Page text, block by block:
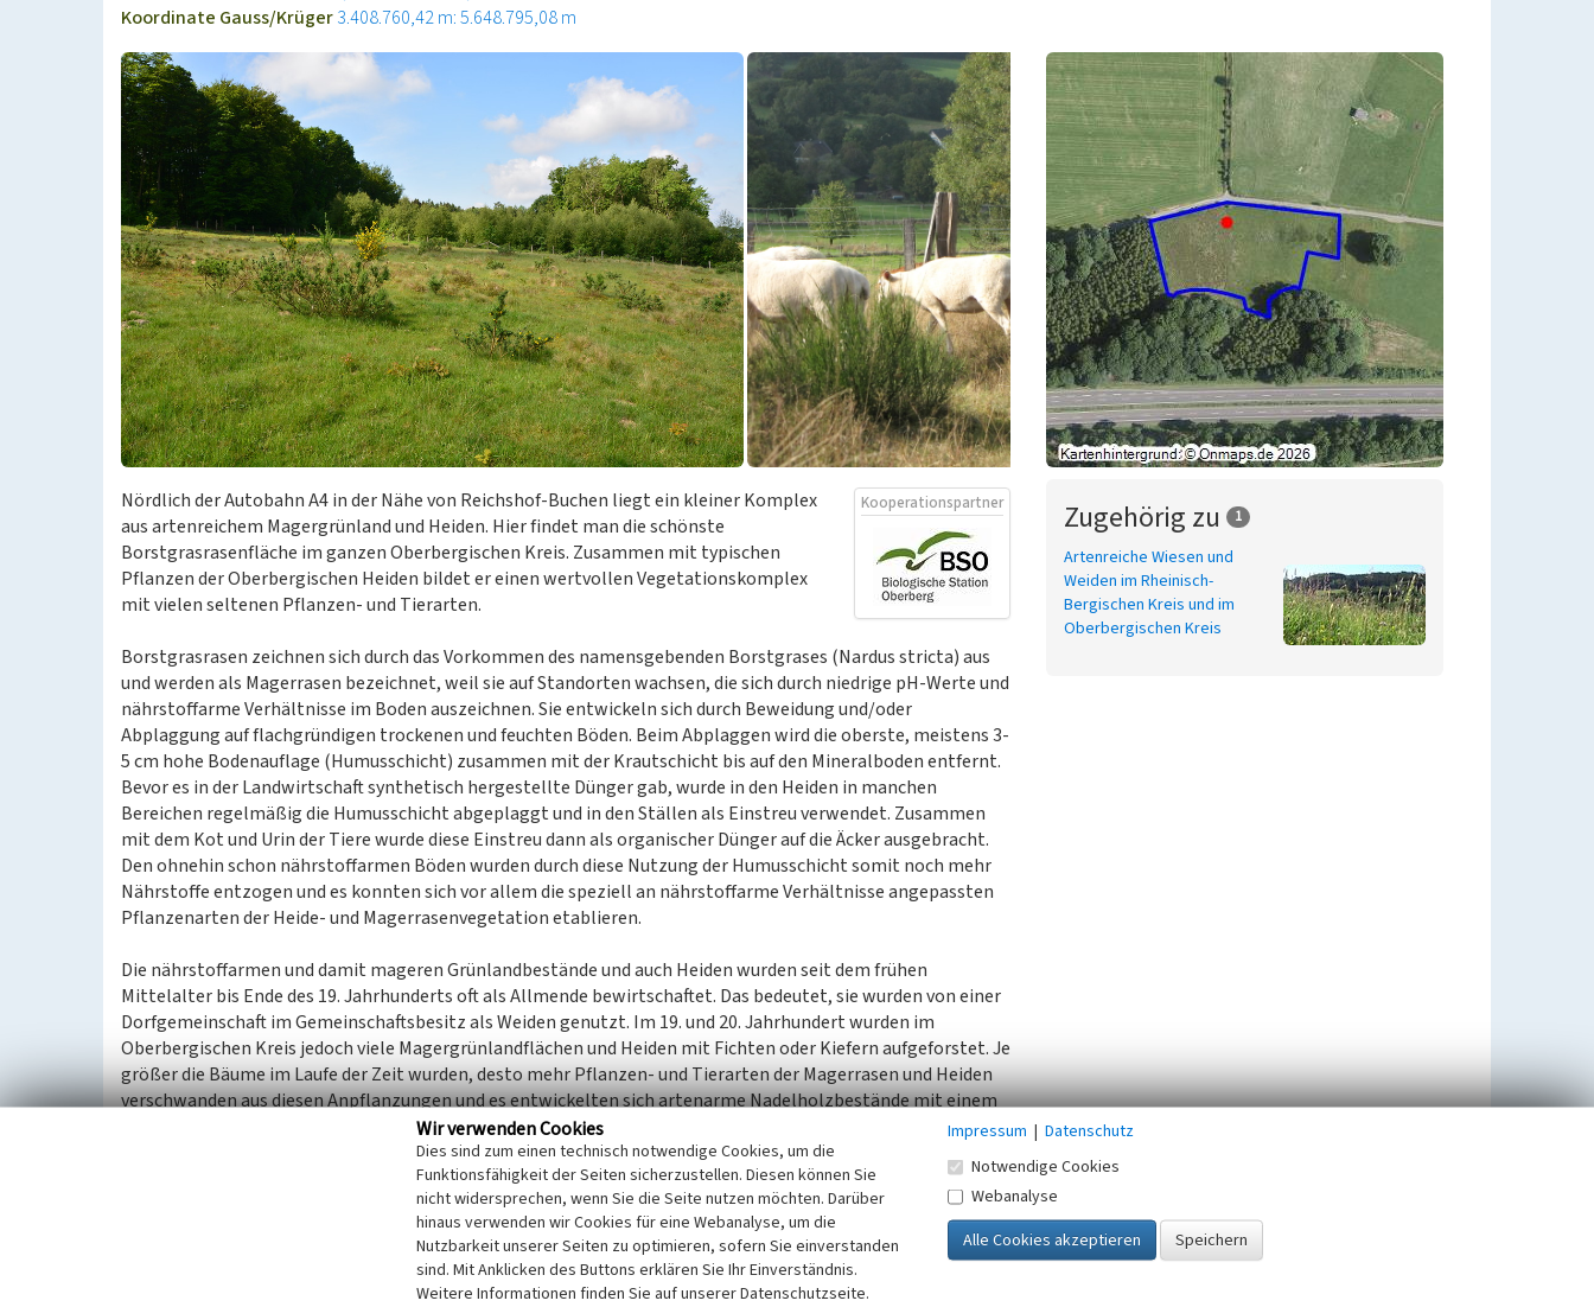
Koordinate Gauss/Krüger3.408.760,42 m: 5.648.795,08 m
Kooperationspartner
Nördlich der Autobahn A4 in der Nähe von Reichshof-Buchen liegt ein kleiner Komplex
aus artenreichem Magergrünland und Heiden. Hier findet man die schönste
Borstgrasrasenfläche im ganzen Oberbergischen Kreis. Zusammen mit typischen
Pflanzen der Oberbergischen Heiden bildet er einen wertvollen Vegetationskomplex
mit vielen seltenen Pflanzen- und Tierarten.
Borstgrasrasen zeichnen sich durch das Vorkommen des namensgebenden Borstgrases (Nardus stricta) aus
und werden als Magerrasen bezeichnet, weil sie auf Standorten wachsen, die sich durch niedrige pH-Werte und
nährstoffarme Verhältnisse im Boden auszeichnen. Sie entwickeln sich durch Beweidung und/oder
Abplaggung auf flachgründigen trockenen und feuchten Böden. Beim Abplaggen wird die oberste, meistens 3-
5 cm hohe Bodenauflage (Humusschicht) zusammen mit der Krautschicht bis auf den Mineralboden entfernt.
Bevor es in der Landwirtschaft synthetisch hergestellte Dünger gab, wurde in den Heiden in manchen
Bereichen regelmäßig die Humusschicht abgeplaggt und in den Ställen als Einstreu verwendet. Zusammen
mit dem Kot und Urin der Tiere wurde diese Einstreu dann als organischer Dünger auf die Äcker ausgebracht.
Den ohnehin schon nährstoffarmen Böden wurden durch diese Nutzung der Humusschicht somit noch mehr
Nährstoffe entzogen und es konnten sich vor allem die speziell an nährstoffarme Verhältnisse angepassten
Pflanzenarten der Heide- und Magerrasenvegetation etablieren.
Die nährstoffarmen und damit mageren Grünlandbestände und auch Heiden wurden seit dem frühen
Mittelalter bis Ende des 19. Jahrhunderts oft als Allmende bewirtschaftet. Das bedeutet, sie wurden von einer
Dorfgemeinschaft im Gemeinschaftsbesitz als Weiden genutzt. Im 19. und 20. Jahrhundert wurden im
Oberbergischen Kreis jedoch viele Magergrünlandflächen und Heiden mit Fichten oder Kiefern aufgeforstet. Je
größer die Bäume im Laufe der Zeit wurden, desto mehr Pflanzen- und Tierarten der Magerrasen und Heiden
verschwanden aus diesen Anpflanzungen und es entwickelten sich artenarme Nadelholzbestände mit einem
nur geringen Wert für die Biologische Vielfalt.
Auch in der Umgebung des Magergrünlandes bei Reichshof-Buchen wurden Fichtenforste angelegt. Ein Teil
der benachbarten Fichtenflächen konnte jedoch im Rahmen von Naturschutzmaßnahmen in den letzten
Jahren wieder in Magergrünland umgewandelt werden. So entwickelt sich in einem Bereich, auf dem ein
Fichtenforst gerodet und anschließend der Boden mit einem Bagger abgeplaggt sowie eine
Mahdgutübertragung durchgeführt wurde, heute ein Borstgrasrasen zusammen mit Arten der Heiden. Das
Zugehörig zu 1
Artenreiche Wiesen und
Weiden im Rheinisch-
Bergischen Kreis und im
Oberbergischen Kreis
Wir verwenden Cookies
Dies sind zum einen technisch notwendige Cookies, um die
Funktionsfähigkeit der Seiten sicherzustellen. Diesen können Sie
nicht widersprechen, wenn Sie die Seite nutzen möchten. Darüber
hinaus verwenden wir Cookies für eine Webanalyse, um die
Nutzbarkeit unserer Seiten zu optimieren, sofern Sie einverstanden
sind. Mit Anklicken des Buttons erklären Sie Ihr Einverständnis.
Weitere Informationen finden Sie auf unserer Datenschutzseite.
Impressum | Datenschutz
Notwendige Cookies
Webanalyse